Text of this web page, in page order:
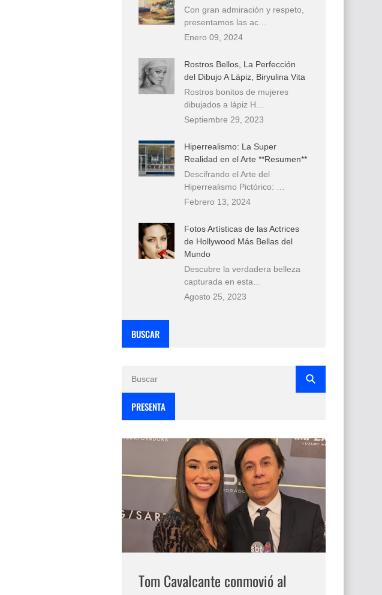
Con gran admiración y respeto,
presentamos las ac…
Enero 09, 2024
Rostros Bellos, La Perfección
del Dibujo A Lápiz, Biryulina Vita
Rostros bonitos de mujeres
dibujados a lápiz H…
Septiembre 29, 2023
Hiperrealismo: La Super
Realidad en el Arte **Resumen**
Descifrando el Arte del
Hiperrealismo Pictórico: …
Febrero 13, 2024
Fotos Artísticas de las Actrices
de Hollywood Más Bellas del
Mundo
Descubre la verdadera belleza
capturada en esta…
Agosto 25, 2023
BUSCAR
PRESENTA
Tom Cavalcante conmovió al